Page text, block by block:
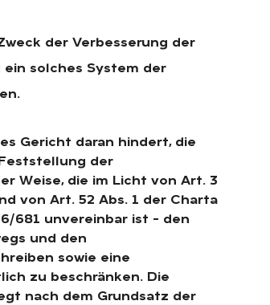
der Verbesserung der
solches System der
Gericht daran hindert, die
der
Weise, die im Licht von Art. 3
von Art. 52 Abs. 1 der Charta
681 unvereinbar ist – den
und den
sowie eine
zu beschränken. Die
nach dem Grundsatz der